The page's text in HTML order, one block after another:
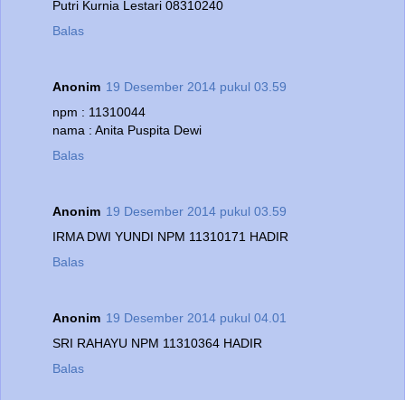
Putri Kurnia Lestari 08310240
Balas
Anonim 19 Desember 2014 pukul 03.59
npm : 11310044
nama : Anita Puspita Dewi
Balas
Anonim 19 Desember 2014 pukul 03.59
IRMA DWI YUNDI NPM 11310171 HADIR
Balas
Anonim 19 Desember 2014 pukul 04.01
SRI RAHAYU NPM 11310364 HADIR
Balas